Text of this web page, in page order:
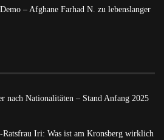
– Afghane Farhad N. zu lebenslanger
nach Nationalitäten – Stand Anfang 2025
Iri: Was ist am Kronsberg wirklich